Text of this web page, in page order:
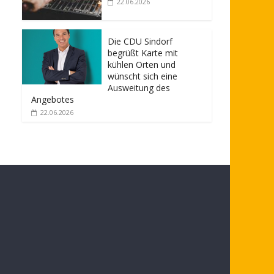
Die CDU Sindorf
begrüßt Karte mit
kühlen Orten und
wünscht sich eine
Ausweitung des
Angebotes
22.06.2026